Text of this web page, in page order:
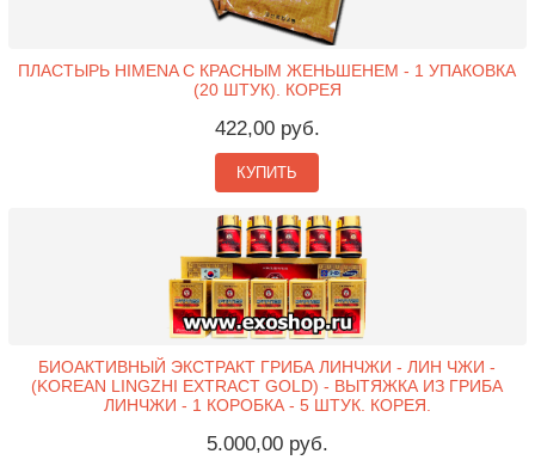
ПЛАСТЫРЬ HIMENA С КРАСНЫМ ЖЕНЬШЕНЕМ - 1 УПАКОВКА
(20 ШТУК). КОРЕЯ
422,00 руб.
КУПИТЬ
БИОАКТИВНЫЙ ЭКСТРАКТ ГРИБА ЛИНЧЖИ - ЛИН ЧЖИ -
(KOREAN LINGZHI EXTRACT GOLD) - ВЫТЯЖКА ИЗ ГРИБА
ЛИНЧЖИ - 1 КОРОБКА - 5 ШТУК. КОРЕЯ.
5.000,00 руб.